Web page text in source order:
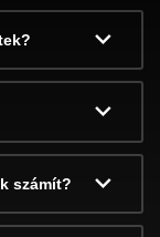
számít?